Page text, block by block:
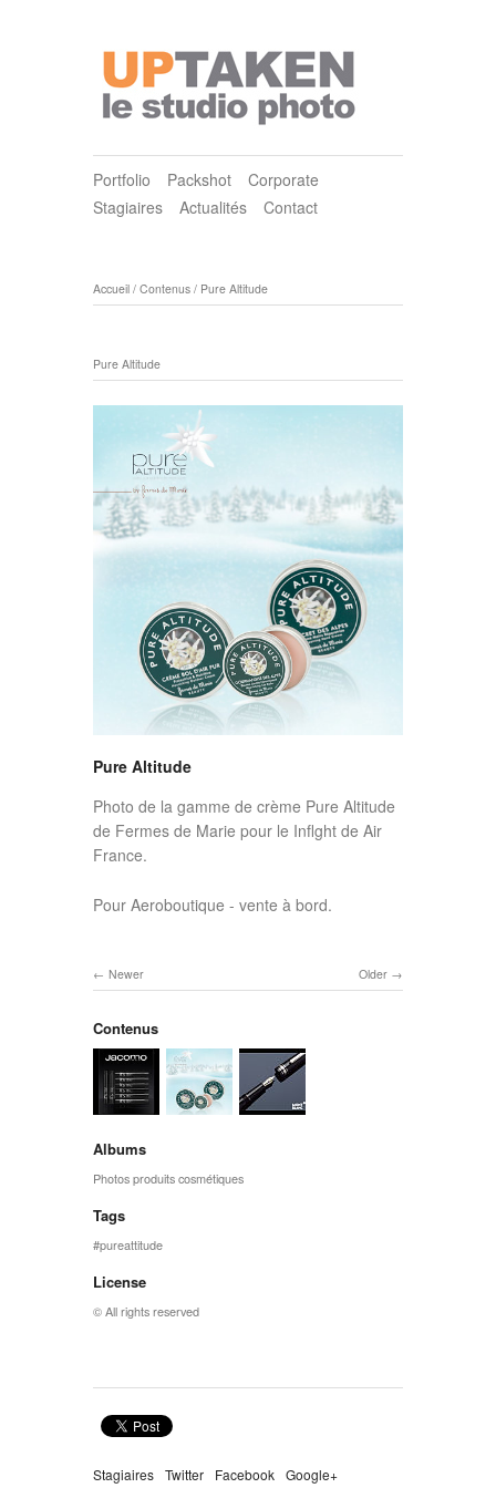
Portfolio Packshot
Corporate
Stagiaires
Actualités Contact
Accueil / Contenus / Pure Altitude
Pure Altitude
Pure Altitude
Photo de la gamme de crème Pure Altitude
de Fermes de Marie pour le Inflght de Air
France.
Pour Aeroboutique - vente à bord.
Older
Newer
Contenus
Albums
Photos produits cosmétiques
Tags
pureattitude
License
© All rights reserved
Stagiaires Twitter Facebook Google+